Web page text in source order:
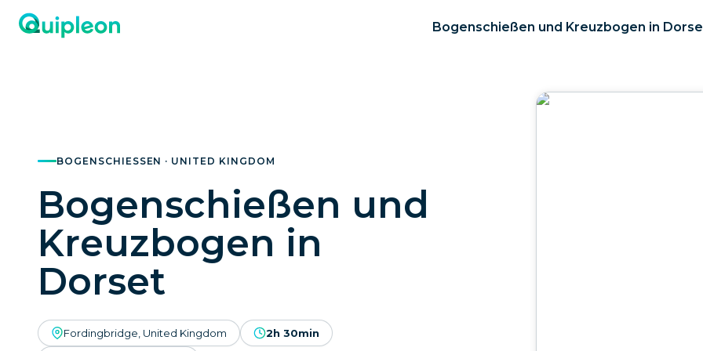
Bogenschießen und Kreuzbogen in
BOGENSCHIESSEN · UNITED KINGDOM
Bogenschießen und
Kreuzbogen in
Dorset
Fordingbridge, United Kingdom 2h 30min